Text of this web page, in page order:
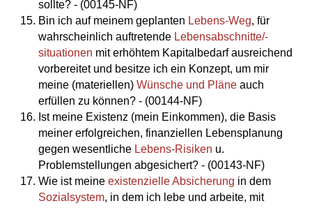
sollte? - (00145-NF)
Bin ich auf meinem geplanten Lebens-Weg, für
wahrscheinlich auftretende Lebensabschnitte/-
situationen mit erhöhtem Kapitalbedarf ausreichend
vorbereitet und besitze ich ein Konzept, um mir
meine (materiellen) Wünsche und Pläne auch
erfüllen zu können? - (00144-NF)
Ist meine Existenz (mein Einkommen), die Basis
meiner erfolgreichen, finanziellen Lebensplanung
gegen wesentliche Lebens-Risiken u.
Problemstellungen abgesichert? - (00143-NF)
Wie ist meine existenzielle Absicherung in dem
Sozialsystem, in dem ich lebe und arbeite, mit